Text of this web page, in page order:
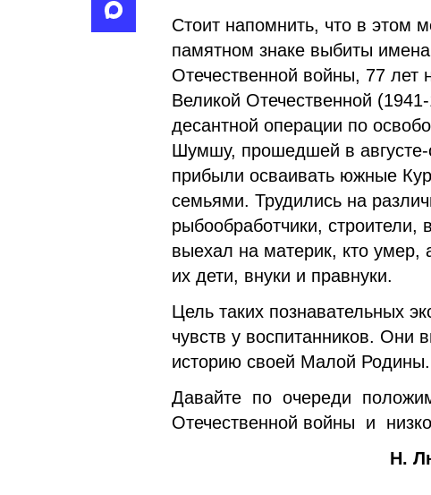
Стоит напомнить, что в этом
памятном знаке выбиты
Отечественной войны, 77 лет
Великой Отечественной
десантной операции по
Шумшу, прошедшей в августе-
прибыли осваивать южные
семьями. Трудились на
рыбообработчики, строители,
выехал на материк, кто умер,
их дети, внуки и правнуки.
Цель таких познавательных
чувств у воспитанников. Они
историю своей Малой
Давайте по очереди
Отечественной войны и
Н. Любчик,